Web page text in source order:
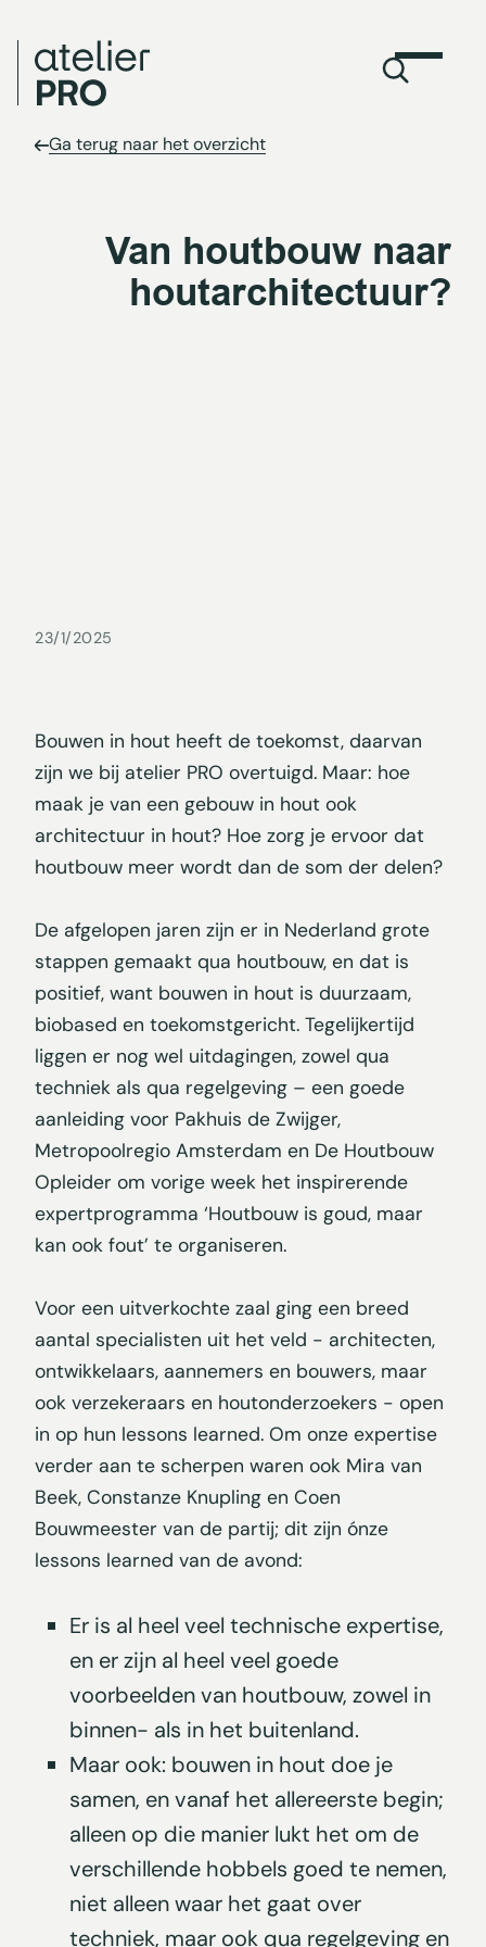
Ga terug naar het overzicht
Van houtbouw naar
houtarchitectuur?
23/1/2025
Bouwen in hout heeft de toekomst, daarvan
zijn we bij atelier PRO overtuigd. Maar: hoe
maak je van een gebouw in hout ook
architectuur in hout? Hoe zorg je ervoor dat
houtbouw meer wordt dan de som der delen?
De afgelopen jaren zijn er in Nederland grote
stappen gemaakt qua houtbouw, en dat is
positief, want bouwen in hout is duurzaam,
biobased en toekomstgericht. Tegelijkertijd
liggen er nog wel uitdagingen, zowel qua
techniek als qua regelgeving – een goede
aanleiding voor Pakhuis de Zwijger,
Metropoolregio Amsterdam en De Houtbouw
Opleider om vorige week het inspirerende
expertprogramma ‘Houtbouw is goud, maar
kan ook fout’ te organiseren.
Voor een uitverkochte zaal ging een breed
aantal specialisten uit het veld - architecten,
ontwikkelaars, aannemers en bouwers, maar
ook verzekeraars en houtonderzoekers - open
in op hun lessons learned. Om onze expertise
verder aan te scherpen waren ook Mira van
Beek, Constanze Knupling en Coen
Bouwmeester van de partij; dit zijn ónze
lessons learned van de avond:
Er is al heel veel technische expertise,
en er zijn al heel veel goede
voorbeelden van houtbouw, zowel in
binnen- als in het buitenland.
Maar ook: bouwen in hout doe je
samen, en vanaf het allereerste begin;
alleen op die manier lukt het om de
verschillende hobbels goed te nemen,
niet alleen waar het gaat over
techniek, maar ook qua regelgeving en